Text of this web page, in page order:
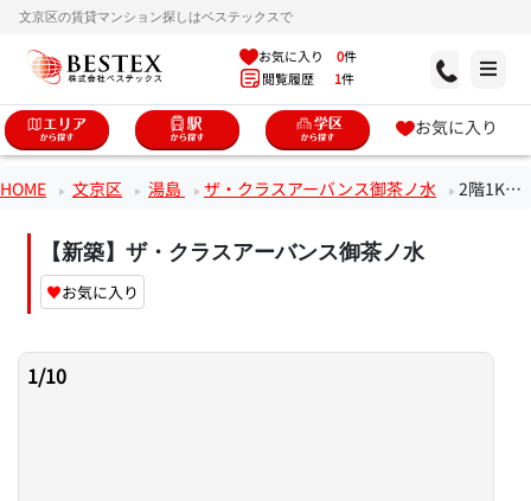
文京区の賃貸マンション探しはベステックスで
お気に入り 0件
閲覧履歴 1件
お気に入り
HOME 文京区 湯島 ザ・クラスアーバンス御茶ノ水 2階1Kのお部屋
【新築】ザ・クラスアーバンス御茶ノ水
♥お気に入り
1/10